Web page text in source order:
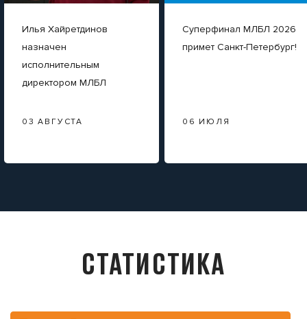
Илья Хайретдинов
назначен
исполнительным
директором МЛБЛ
03 АВГУСТА
Суперфинал МЛБЛ 2026
примет Санкт-Петербург!
06 ИЮЛЯ
СТАТИСТИКА